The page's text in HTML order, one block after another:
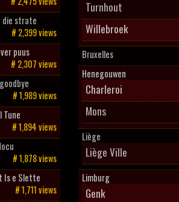
die strate
# 2,399 views
puus
# 2,307 views
# 1,989 views
Tune
# 1,894 views
# 1,878 views
Is e Slette
# 1,711 views
Turnhout
Willebroek
Bruxelles
Henegouwen
Charleroi
Mons
Liège
Liège Ville
Limburg
Genk